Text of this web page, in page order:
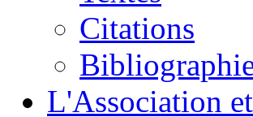
Citations
L'Association